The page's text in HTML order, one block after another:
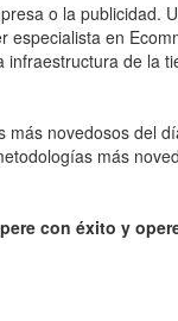
o la
en
de la
novedosos del
más
con éxito y